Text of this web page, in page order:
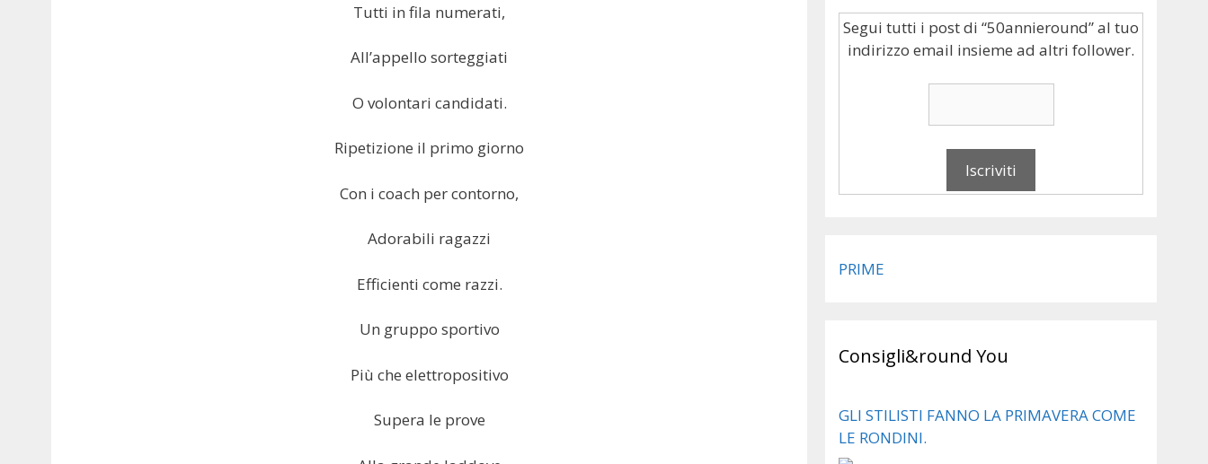
Tutti in fila numerati,
All’appello sorteggiati
O volontari candidati.
Ripetizione il primo giorno
Con i coach per contorno,
Adorabili ragazzi
Efficienti come razzi.
Un gruppo sportivo
Più che elettropositivo
Supera le prove
Segui tutti i post di “50annieround” al tuo
indirizzo email insieme ad altri follower.
PRIME
Consigli&round You
GLI STILISTI FANNO LA PRIMAVERA COME
LE RONDINI.